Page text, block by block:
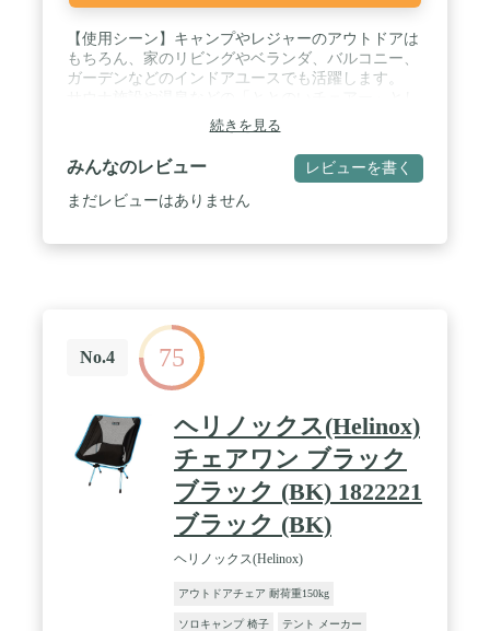
【使用シーン】キャンプやレジャーのアウトドアは
もちろん、家のリビングやベランダ、バルコニー、
ガーデンなどのインドアユースでも活躍します。
ても人気です。 / 【通気性の良いシート】メッシュ
素材のシートは通気性抜群で、長時間くつろいでも
蒸れにくく、暑い季節でも快適です。 水濡れに強
いPVC素材なのでお手入れも簡単です。 / 【最上の
座り心地】シートとフレームは伸縮性のあるエラス
プ。持ち運びに便利なハンドル付きで、収納時はコ
ンパクトに折り畳めるので保管場所をとりません。
/ 【リクライニング】 アームレスト部分にあるロ
ックレバーでお好みの角度にリクライニング可能で
す。 ロックレバーは座ったまま調整できます。
【フットレスト】 リクライニングと連動してフッ
トレストがせり上がるので、リラックス感をより増
大させます。 【ヘッドレスト】頭部から腰部ま
で、お好みの位置に移動できるヘッドレストを装
備。身長に合わせて快適なポジションが選べま
す。 / 【材質】シートにはPVC加工ポリエステ
ル素材を採用しているため、汚れや水濡れに強く、
お手入れも簡単です。フレームには丈夫なスチール
素材を採用しています。 / 【サイズ】使用時:約
続きを見る
みんなのレビュー レビューを書く
まだレビューはありません
No.4 75
ヘリノックス(Helinox)
チェアワン ブラック
ブラック (BK) 1822221
ブラック (BK)
ヘリノックス(Helinox)
アウトドアチェア 耐荷重150kg
ソロキャンプ 椅子 テント メーカー